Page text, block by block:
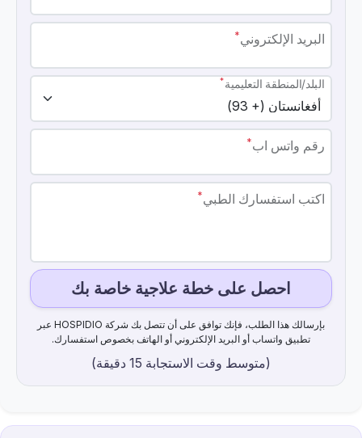
البريد الإلكتروني*
البلد/المنطقة التعليمية*
رقم واتس اب*
اكتب استفسارك الطبي*
احصل على خطة علاجية خاصة بك
بإرسالك هذا الطلب، فإنك توافق على أن تتصل بك شركة HOSPIDIO عبر
تطبيق واتساب أو البريد الإلكتروني أو الهاتف بخصوص استفسارك.
(متوسط ​​وقت الاستجابة 15 دقيقة)